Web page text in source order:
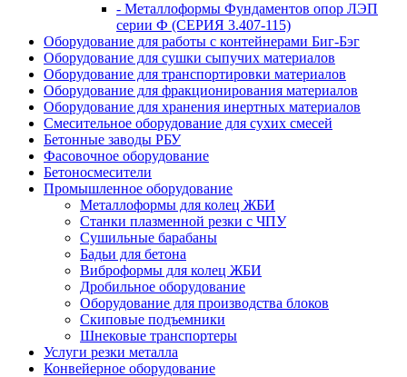
- Металлоформы Фундаментов опор ЛЭП
серии Ф (СЕРИЯ 3.407-115)
Оборудование для работы с контейнерами Биг-Бэг
Оборудование для сушки сыпучих материалов
Оборудование для транспортировки материалов
Оборудование для фракционирования материалов
Оборудование для хранения инертных материалов
Смесительное оборудование для сухих смесей
Бетонные заводы РБУ
Фасовочное оборудование
Бетоносмесители
Промышленное оборудование
Металлоформы для колец ЖБИ
Станки плазменной резки с ЧПУ
Сушильные барабаны
Бадьи для бетона
Виброформы для колец ЖБИ
Дробильное оборудование
Оборудование для производства блоков
Скиповые подъемники
Шнековые транспортеры
Услуги резки металла
Конвейерное оборудование